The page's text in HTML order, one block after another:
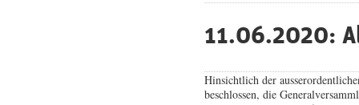
11.06.2020:
Hinsichtlich der
beschlossen, die